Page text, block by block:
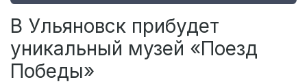
В Ульяновск прибудет
уникальный музей «Поезд
Победы»